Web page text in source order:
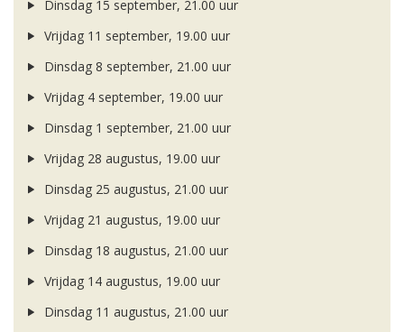
Dinsdag 15 september, 21.00 uur
Vrijdag 11 september, 19.00 uur
Dinsdag 8 september, 21.00 uur
Vrijdag 4 september, 19.00 uur
Dinsdag 1 september, 21.00 uur
Vrijdag 28 augustus, 19.00 uur
Dinsdag 25 augustus, 21.00 uur
Vrijdag 21 augustus, 19.00 uur
Dinsdag 18 augustus, 21.00 uur
Vrijdag 14 augustus, 19.00 uur
Dinsdag 11 augustus, 21.00 uur